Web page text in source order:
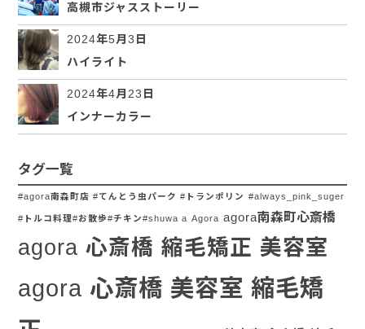
高槻市ジャスストーリー
2024年5月3日
ハイライト
2024年4月23日
インナーカラー
タグ一覧
#agora南森町店 #てんとう虫パーク #トランポリン #always_pink_suger
#トルコ料理#お散歩#チキン#shuwa a Agora agora南森町心斎橋
agora 心斎橋 縮毛矯正 美容室
agora 心斎橋 美容室 縮毛矯